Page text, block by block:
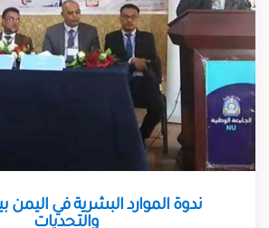
ندوة الموارد البشرية في
والتحديات